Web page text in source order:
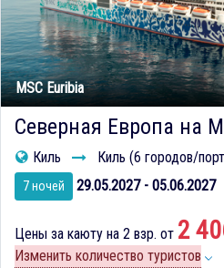
MSC Euribia
Северная Европа на
Киль Киль (6 городов/
7 ночей 29.05.2027 - 05.06.2027
Цены за каюту на 2 взр. от 2
Изменить количество туристов